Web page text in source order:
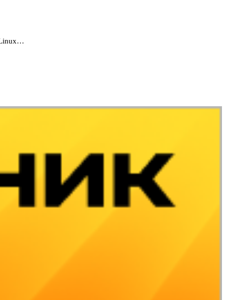
Linux…